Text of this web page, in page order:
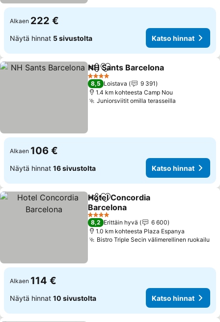
Alkaen 222 €
Näytä hinnat 5 sivustolta Katso hinnat
Jaa Lisää suosikkeihin
NH Sants Barcelona
4 Tähtiluokitus
8,5 Loistava
9 391
1.4 km kohteesta Camp Nou
Juniorsviitit omilla terasseilla
Alkaen 106 €
Näytä hinnat 16 sivustolta Katso hinnat
Jaa Lisää suosikkeihin
Hotel Concordia
Barcelona
Katso hinnat
4 Tähtiluokitus
8,2 Erittäin hyvä
6 600
1.0 km kohteesta Plaza Espanya
Bistro Triple Secin välimerellinen ruokailu
Alkaen 114 €
Näytä hinnat 10 sivustolta Katso hinnat